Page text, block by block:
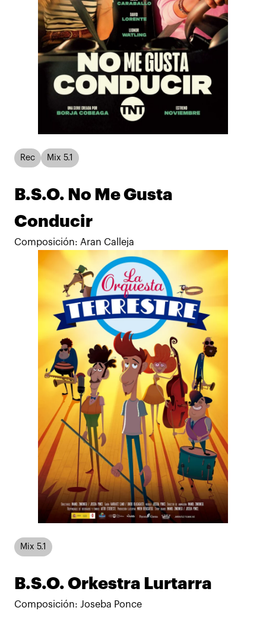
Rec Mix 5.1
B.S.O. No Me Gusta
Conducir
Composición: Aran Calleja
Mix 5.1
B.S.O. Orkestra Lurtarra
Composición: Joseba Ponce